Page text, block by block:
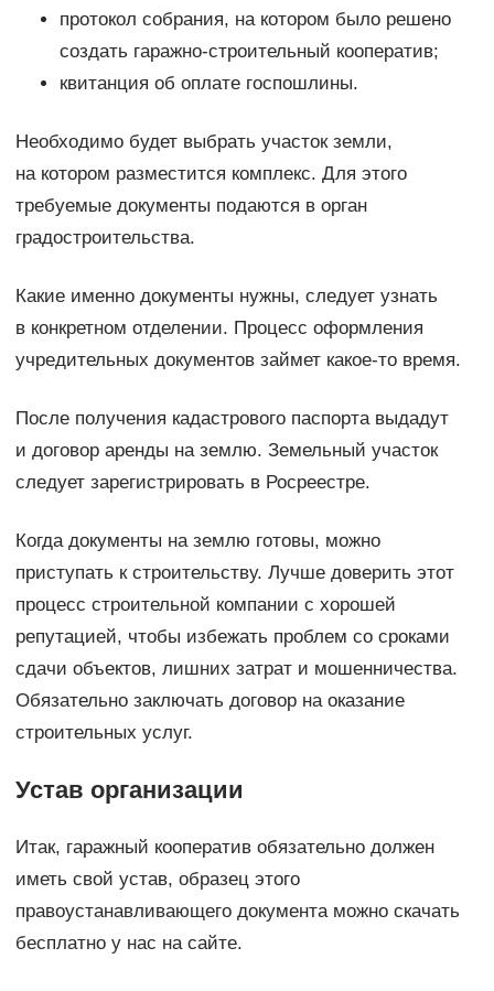
протокол собрания, на котором было решено
создать гаражно-строительный кооператив;
квитанция об оплате госпошлины.
Необходимо будет выбрать участок земли,
на котором разместится комплекс. Для этого
требуемые документы подаются в орган
градостроительства.
Какие именно документы нужны, следует узнать
в конкретном отделении. Процесс оформления
учредительных документов займет какое-то время.
После получения кадастрового паспорта выдадут
и договор аренды на землю. Земельный участок
следует зарегистрировать в Росреестре.
Когда документы на землю готовы, можно
приступать к строительству. Лучше доверить этот
процесс строительной компании с хорошей
репутацией, чтобы избежать проблем со сроками
сдачи объектов, лишних затрат и мошенничества.
Обязательно заключать договор на оказание
строительных услуг.
Устав организации
Итак, гаражный кооператив обязательно должен
иметь свой устав, образец этого
правоустанавливающего документа можно скачать
бесплатно у нас на сайте.